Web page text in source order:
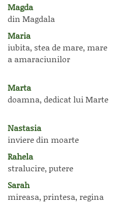
Magda
din Magdala
Maria
iubita, stea de mare, mare
a amaraciunilor
Marta
doamna, dedicat lui Marte
Nastasia
inviere din moarte
Rahela
stralucire, putere
Sarah
mireasa, printesa, regina